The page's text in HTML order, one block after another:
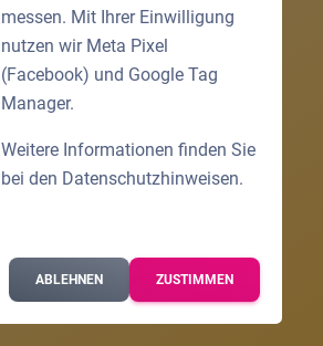
messen. Mit Ihrer Einwilligung
nutzen wir Meta Pixel
(Facebook) und Google Tag
Manager.
Weitere Informationen finden Sie
bei den Datenschutzhinweisen.
ABLEHNEN ZUSTIMMEN